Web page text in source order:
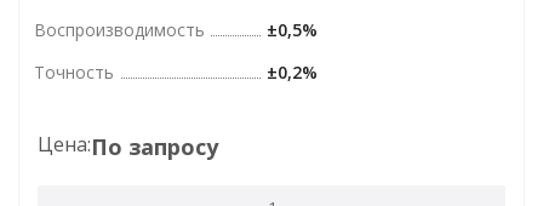
Воспроизводимость
±0,5%
Точность
±0,2%
Цена:По запросу